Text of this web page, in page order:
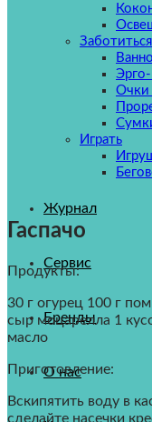
Заботиться
Очки
Играть
Журнал
Сервис
Бренды
О нас
Гаспачо
Продукты:
30 г огурец 100 г
сыр моцарелла 1
масло
Приготовление:
Вскипятить воду в
сделайте насечки